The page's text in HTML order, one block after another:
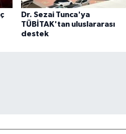
Dr. Sezai Tunca'ya
TÜBİTAK'tan uluslararası
destek